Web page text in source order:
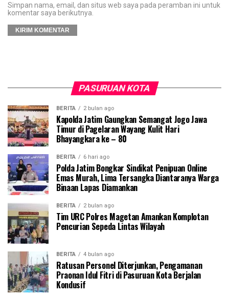
Simpan nama, email, dan situs web saya pada peramban ini untuk
komentar saya berikutnya.
PASURUAN KOTA
BERITA 2 bulan ago
Kapolda Jatim Gaungkan Semangat Jogo Jawa
Timur di Pagelaran Wayang Kulit Hari
Bhayangkara ke – 80
BERITA 6 hari ago
Polda Jatim Bongkar Sindikat Penipuan Online
Emas Murah, Lima Tersangka Diantaranya Warga
Binaan Lapas Diamankan
BERITA 2 bulan ago
Tim URC Polres Magetan Amankan Komplotan
Pencurian Sepeda Lintas Wilayah
BERITA 4 bulan ago
Ratusan Personel Diterjunkan, Pengamanan
Praonan Idul Fitri di Pasuruan Kota Berjalan
Kondusif